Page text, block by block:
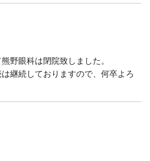
野眼科は閉院致しました。
継続しておりますので、何卒よろ